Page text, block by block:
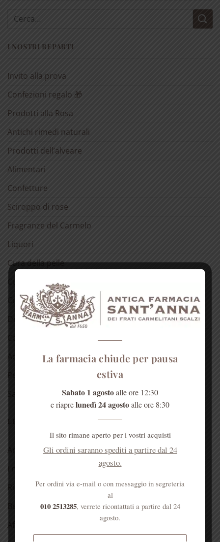
Cerca:
I NOSTRI REPARTI
Invito alla prova
Confezioni regalo 🎁
Prodotti alla Rosa
Antichi rimedi naturali
Prodotti dell’alveare
Alimentari
Confetture
Sciroppo di rose
Fragranze del Carmelo
Liquori
Cura della pelle
Cura dei capelli
Cura della bocca
Detergenti
Cosmetici alla rosa
Acqua di Sant’Anna
Salute dell’anima
LE NOSTRE RUBRICHE
Antica spezieria
Aforismi
La farmacia chiude per pausa
estiva
Sabato 1 agostoalle ore 12:30
e riaprelunedì 24 agostoalle ore 8:30
Il sito rimane aperto per i vostri acquisti
Gli ordini saranno spediti a partire dal 24
agosto.
Per ordini via e-mail o con messaggio in segreteria
al
010 2513285, verrete ricontattati a partire dal 24
agosto.